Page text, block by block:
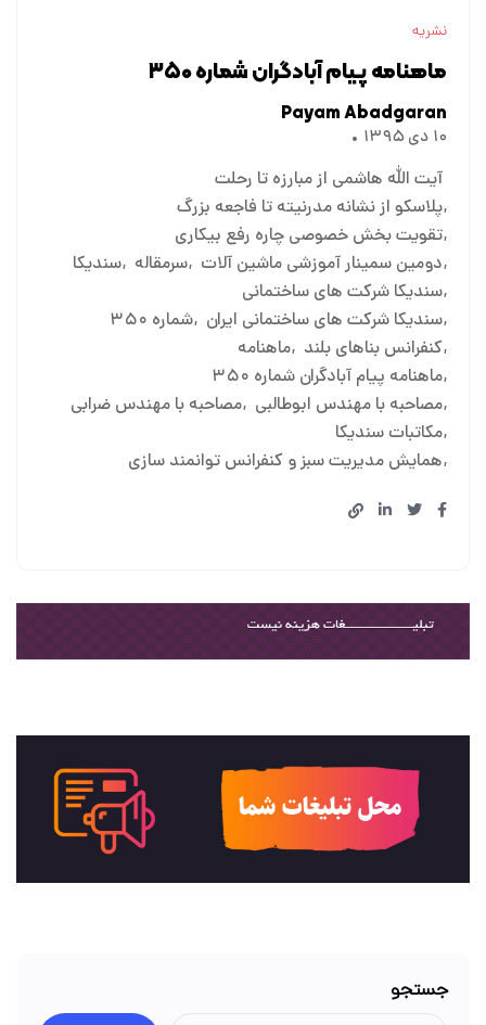
نشریه
ماهنامه پیام آبادگران شماره ۳۵۰
Payam Abadgaran
۱۰ دی ۱۳۹۵
آیت الله هاشمی از مبارزه تا رحلت
پلاسکو از نشانه مدرنیته تا فاجعه بزرگ
تقویت بخش خصوصی چاره رفع بیکاری
دومین سمینار آموزشی ماشین آلات سرمقاله سندیکا
سندیکا شرکت های ساختمانی
سندیکا شرکت های ساختمانی ایران شماره ۳۵۰
کنفرانس بناهای بلند ماهنامه
ماهنامه پیام آبادگران شماره ۳۵۰
مصاحبه با مهندس ابوطالبی مصاحبه با مهندس ضرابی
مکاتبات سندیکا
همایش مدیریت سبز و کنفرانس توانمند سازی
جستجو